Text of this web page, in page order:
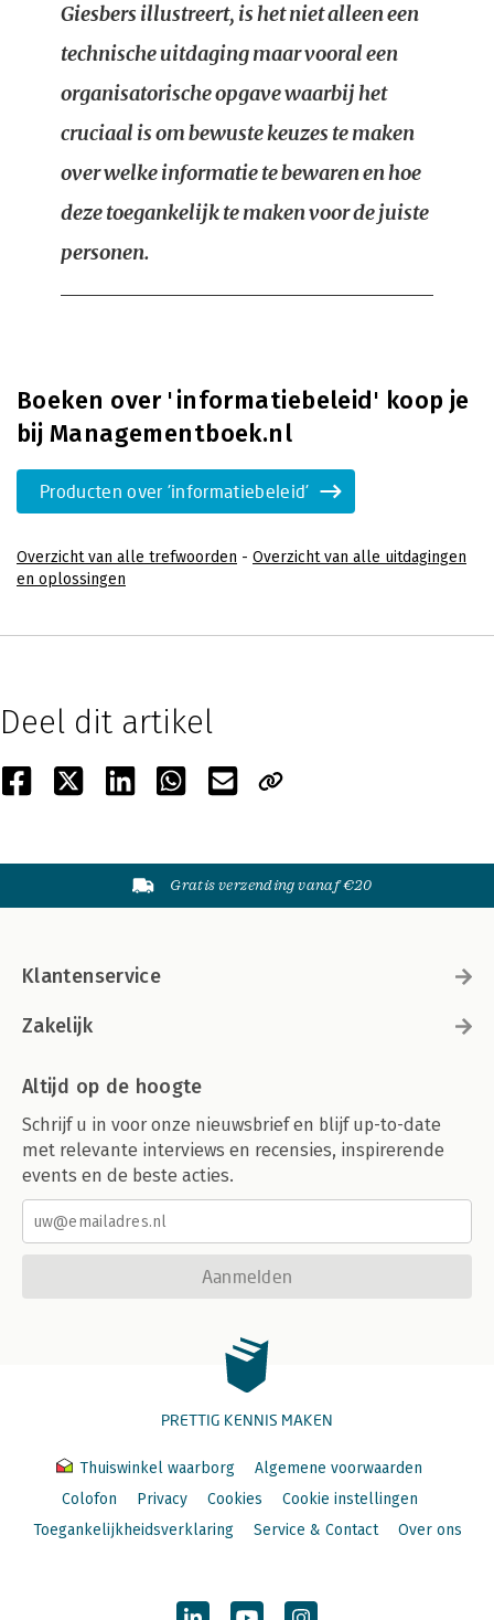
Giesbers illustreert, is het niet alleen een
technische uitdaging maar vooral een
organisatorische opgave waarbij het
cruciaal is om bewuste keuzes te maken
over welke informatie te bewaren en hoe
deze toegankelijk te maken voor de juiste
personen.
Boeken over 'informatiebeleid' koop je
bij Managementboek.nl
Producten over 'informatiebeleid'
Overzicht van alle trefwoorden - Overzicht van alle uitdagingen
en oplossingen
Deel dit artikel
Gratis verzending vanaf €20
Klantenservice
Zakelijk
Altijd op de hoogte
Schrijf u in voor onze nieuwsbrief en blijf up-to-date
met relevante interviews en recensies, inspirerende
events en de beste acties.
Aanmelden
PRETTIG KENNIS MAKEN
Thuiswinkel waarborg
Algemene voorwaarden
Colofon
Privacy Cookies
Cookie instellingen
Toegankelijkheidsverklaring
Service & Contact Over ons